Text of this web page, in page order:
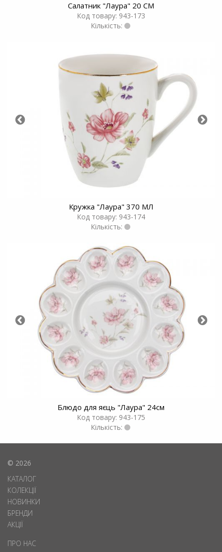
Салатник "Лаура" 20 СМ
Код товару: 943-173
Кількість:
Кружка "Лаура" 370 МЛ
Код товару: 943-174
Кількість:
Блюдо для яєць "Лаура" 24см
Код товару: 943-175
Кількість:
© 2026
КАТАЛОГ
КОЛЕКЦІЇ
НОВИНКИ
БРЕНДИ
АКЦІЇ
ПРО НАС